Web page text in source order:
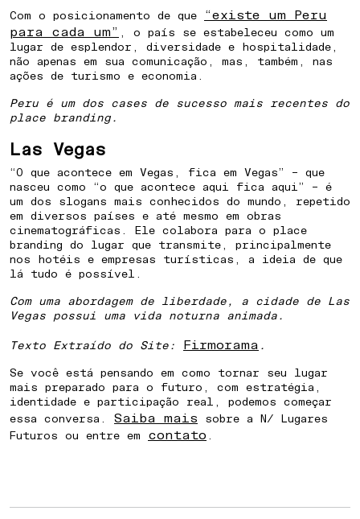
Com o posicionamento de que
“existe um Peru
para cada um”
, o país se estabeleceu como um
lugar de esplendor, diversidade e hospitalidade,
não apenas em sua comunicação, mas, também, nas
ações de turismo e economia.
Peru é um dos cases de sucesso mais recentes do
place branding.
Las Vegas
“O que acontece em Vegas, fica em Vegas” – que
nasceu como “o que acontece aqui fica aqui” – é
um dos slogans mais conhecidos do mundo, repetido
em diversos países e até mesmo em obras
cinematográficas. Ele colabora para o place
branding do lugar que transmite, principalmente
nos hotéis e empresas turísticas, a ideia de que
lá tudo é possível.
Com uma abordagem de liberdade, a cidade de Las
Vegas possui uma vida noturna animada.
Texto Extraído do Site: Firmorama .
Se você está pensando em como tornar seu lugar
mais preparado para o futuro, com estratégia,
identidade e participação real, podemos começar
essa conversa. Saiba mais sobre a N/ Lugares
Futuros ou entre em contato